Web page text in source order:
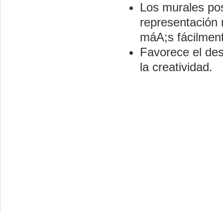
Los murales
representación
máA;s
Favorece el
la creatividad.